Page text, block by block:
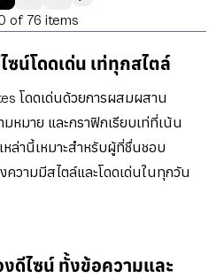
of 76 items
ซน์โดดเด่น เท่ทุกสไตล์
โดดเด่นด้วยการผสมผสาน
หมาย และกราฟิกเรียบเท่ที่เน้น
หล่านี้เหมาะสำหรับผู้ที่ชื่นชอบ
ความมีสไตล์และโดดเด่นในทุกวัน
ดีไซน์ ทั้งข้อความและ